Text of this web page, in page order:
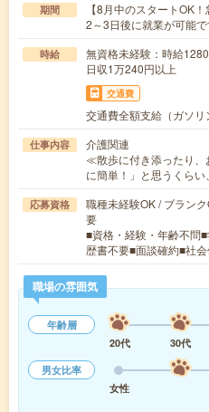
期間
【8月中のスタートOK
2～3日後に就業が可能で
時給
無資格未経験：時給
日収1万240円以上
交通費
交通費全額支給（ガソリ
仕事内容
介護関連
≪散歩に付き添ったり
に簡単！」と思うくら
応募資格
職種未経験OK / ブラン
要
■資格・経験・年齢不問
歴書不要■面談確約■社
職場の雰囲気
年齢層
20代
30代
男女比率
女性